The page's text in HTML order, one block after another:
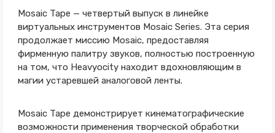
Mosaic Tape — четвертый выпуск в линейке
виртуальных инструментов Mosaic Series. Эта серия
продолжает миссию Mosaic, предоставляя
фирменную палитру звуков, полностью построенную
на том, что Heavyocity находит вдохновляющим в
магии устаревшей аналоговой ленты.
Mosaic Tape демонстрирует кинематографические
возможности применения творческой обработки